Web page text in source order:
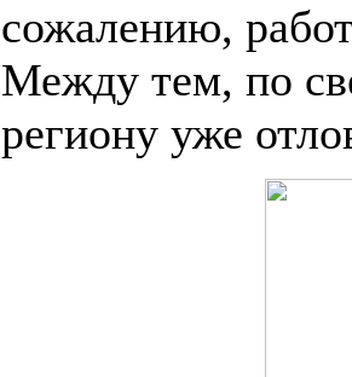
сожалению,
Между тем, по
региону уже